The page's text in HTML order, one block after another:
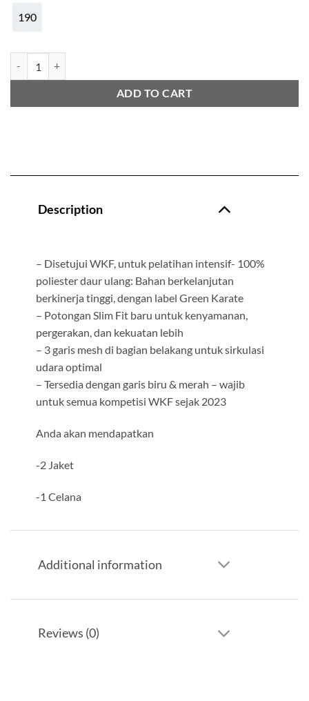
190
ADD TO CART
Description
– Disetujui WKF, untuk pelatihan intensif- 100%
poliester daur ulang: Bahan berkelanjutan
berkinerja tinggi, dengan label Green Karate
– Potongan Slim Fit baru untuk kenyamanan,
pergerakan, dan kekuatan lebih
– 3 garis mesh di bagian belakang untuk sirkulasi
udara optimal
– Tersedia dengan garis biru & merah – wajib
untuk semua kompetisi WKF sejak 2023
Anda akan mendapatkan
-2 Jaket
-1 Celana
Additional information
Reviews (0)